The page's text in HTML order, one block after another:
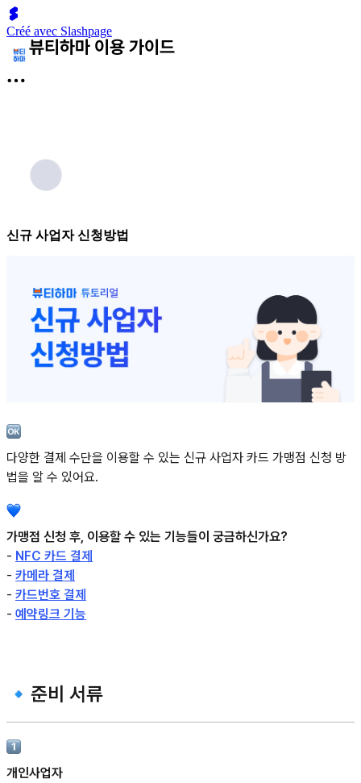
Créé avec Slashpage
신규 사업자 신청방법
다양한 결제 수단을 이용할 수 있는 신규 사업자 카드 가맹점 신청 방
법을 알 수 있어요.
가맹점 신청 후, 이용할 수 있는 기능들이 궁금하신가요?
- NFC 카드 결제
- 카메라 결제
- 카드번호 결제
- 예약링크 기능
🔹준비 서류
개인사업자